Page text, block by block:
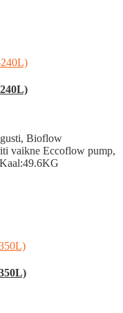
Bioflow
vaikne Eccoflow pump,